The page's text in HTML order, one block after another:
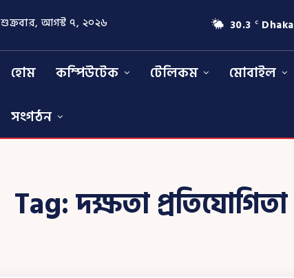
শুক্রবার, আগস্ট ৭, ২০২৬ 30.3 C Dhaka
হোম কম্পিউটেক টেলিকম মোবাইল
সংগঠন
Tag:দক্ষতা প্রতিযোগিতা